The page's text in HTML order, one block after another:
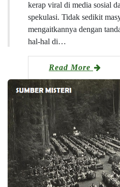
kerap viral di media sosial
spekulasi. Tidak sedikit
mengaitkannya dengan
hal-hal di…
Read More